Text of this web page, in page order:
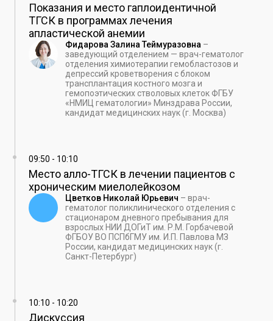
Показания и место гаплоидентичной
ТГСК в программах лечения
апластической анемии
Фидарова Залина Теймуразовна –
заведующий отделением — врач-гематолог
отделения химиотерапии гемобластозов и
депрессий кроветворения с блоком
трансплантация костного мозга и
гемопоэтических стволовых клеток ФГБУ
«НМИЦ гематологии» Минздрава России,
кандидат медицинских наук (г. Москва)
09:50 - 10:10
Место алло-ТГСК в лечении пациентов с
хроническим миелолейкозом
Цветков Николай Юрьевич – врач-
гематолог поликлинического отделения с
стационаром дневного пребывания для
взрослых НИИ ДОГиТ им. Р.М. Горбачевой
ФГБОУ ВО ПСПбГМУ им. И.П. Павлова МЗ
России, кандидат медицинских наук (г.
Санкт-Петербург)
10:10 - 10:20
Дискуссия